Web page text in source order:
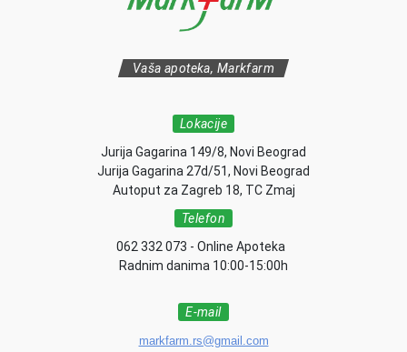
Vaša apoteka, Markfarm
Lokacije
Jurija Gagarina 149/8, Novi Beograd
Jurija Gagarina 27d/51, Novi Beograd
Autoput za Zagreb 18, TC Zmaj
Telefon
062 332 073 - Online Apoteka
Radnim danima 10:00-15:00h
E-mail
markfarm.rs@gmail.com